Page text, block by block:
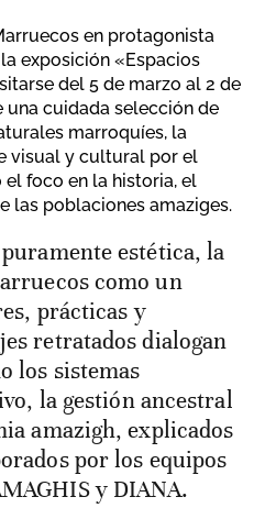
en protagonista
exposición «Espacios
del 5 de marzo al 2 de
una cuidada selección de
marroquíes, la
visual y cultural por el
foco en la historia, el
las poblaciones amaziges.
como un
prácticas y
retratados dialogan
los sistemas
la gestión ancestral
amazigh, explicados
por los equipos
y DIANA.